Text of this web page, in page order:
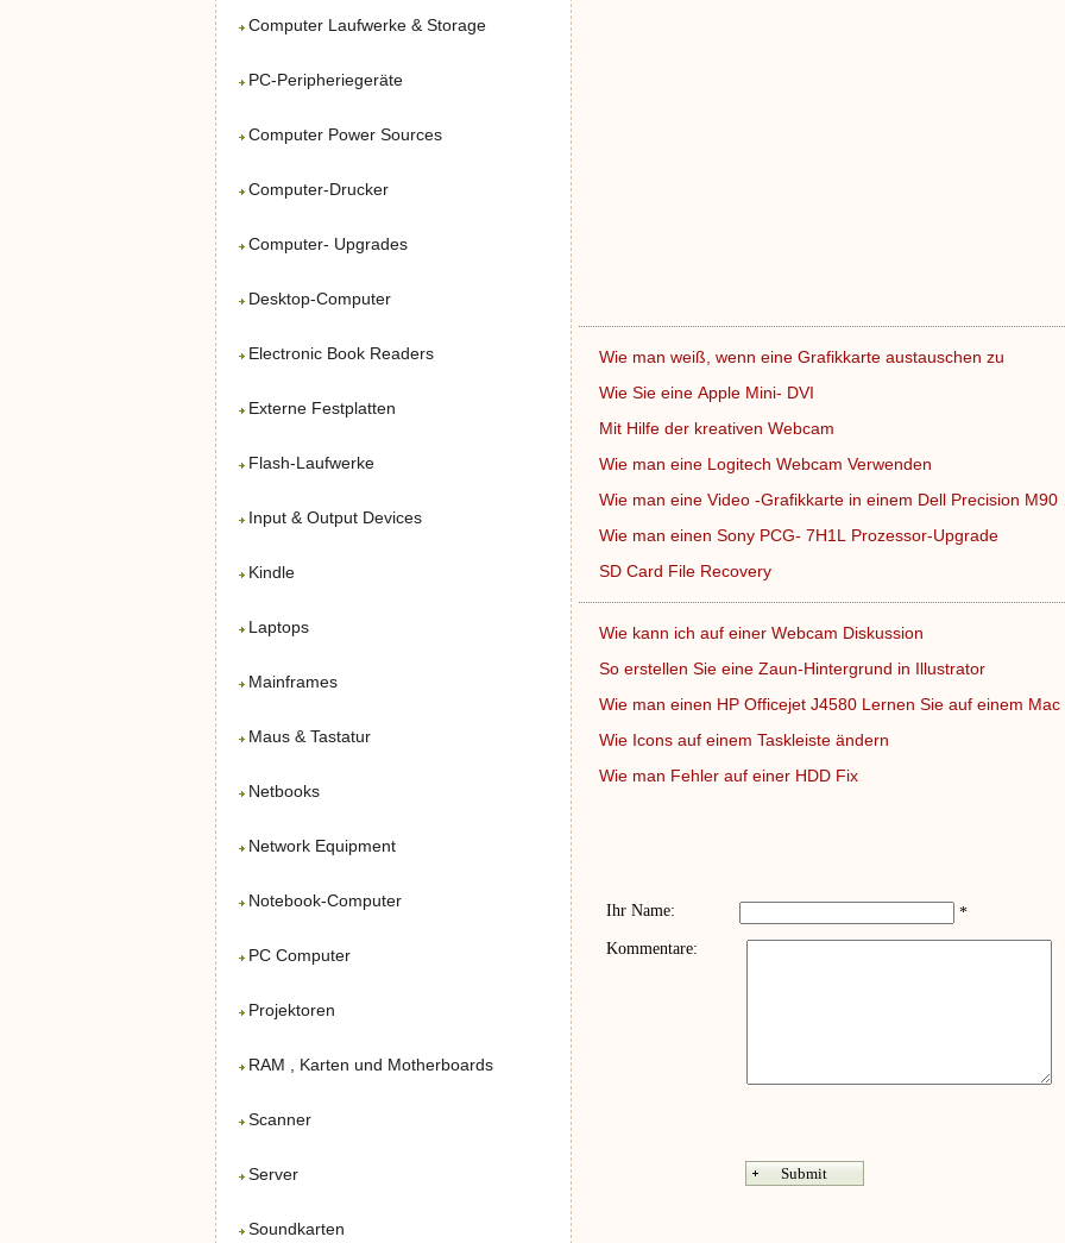
Computer Laufwerke & Storage
PC-Peripheriegeräte
Computer Power Sources
Computer-Drucker
Computer- Upgrades
Desktop-Computer
Electronic Book Readers
Externe Festplatten
Flash-Laufwerke
Input & Output Devices
Kindle
Laptops
Mainframes
Maus & Tastatur
Netbooks
Network Equipment
Notebook-Computer
PC Computer
Projektoren
RAM , Karten und Motherboards
Scanner
Server
Soundkarten
Wie man weiß, wenn eine Grafikkarte austauschen zu
Wie Sie eine Apple Mini- DVI
Mit Hilfe der kreativen Webcam
Wie man eine Logitech Webcam Verwenden
Wie man eine Video -Grafikkarte in einem Dell Precision M90
Wie man einen Sony PCG- 7H1L Prozessor-Upgrade
SD Card File Recovery
Wie kann ich auf einer Webcam Diskussion
So erstellen Sie eine Zaun-Hintergrund in Illustrator
Wie man einen HP Officejet J4580 Lernen Sie auf einem Mac
Wie Icons auf einem Taskleiste ändern
Wie man Fehler auf einer HDD Fix
Ihr Name:
*
Kommentare: